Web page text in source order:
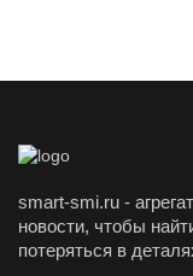
smart-smi.ru -
новости, чтобы
потеряться в